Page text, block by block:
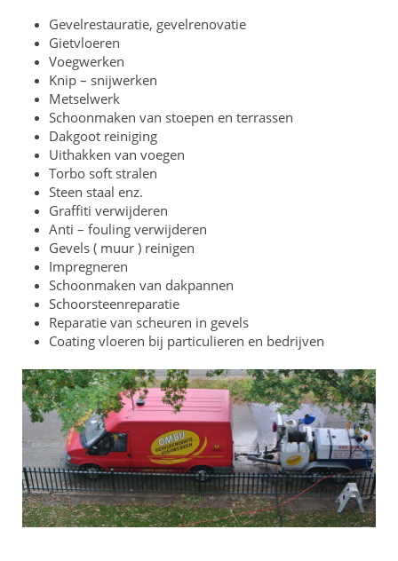
Gevelrestauratie, gevelrenovatie
Gietvloeren
Voegwerken
Knip – snijwerken
Metselwerk
Schoonmaken van stoepen en terrassen
Dakgoot reiniging
Uithakken van voegen
Torbo soft stralen
Steen staal enz.
Graffiti verwijderen
Anti – fouling verwijderen
Gevels ( muur ) reinigen
Impregneren
Schoonmaken van dakpannen
Schoorsteenreparatie
Reparatie van scheuren in gevels
Coating vloeren bij particulieren en bedrijven